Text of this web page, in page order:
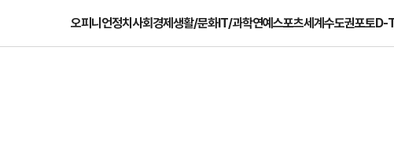
오피니언정치사회경제생활/문화IT/과학연예스포츠세계수도권포토D-